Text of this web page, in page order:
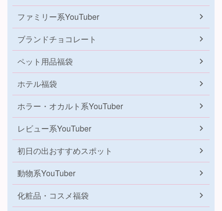
ファミリー系YouTuber
ブランドチョコレート
ペット用品福袋
ホテル福袋
ホラー・オカルト系YouTuber
レビュー系YouTuber
初日の出おすすめスポット
動物系YouTuber
化粧品・コスメ福袋